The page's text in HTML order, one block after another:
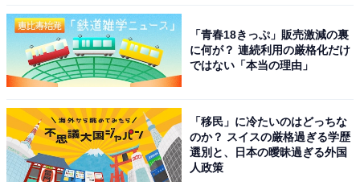
「青春18きっぷ」販売激減の裏
に何が？ 連続利用の厳格化だけ
ではない「本当の理由」
「移民」に冷たいのはどっちな
のか？ スイスの厳格過ぎる学歴
選別と、日本の曖昧過ぎる外国
人政策